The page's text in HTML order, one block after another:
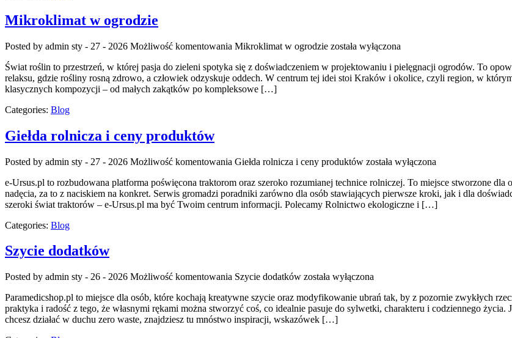
Mikroklimat w ogrodzie
Posted by admin sty - 27 - 2026 Możliwość komentowania Mikroklimat w ogrodzie została wyłączona
Świat roślin to przestrzeń, w której pasja do zieleni spotyka się z doświadczeniem w projektowaniu i pielęgnacji ogrodów. To
relaksu, gdzie rośliny rosną zdrowo, a człowiek odzyskuje oddech. W centrum tej idei stoi Kraków i okolice, czyli region, w
klasycznych kompozycji – od małych zakątków po kompleksowe […]
Categories: Blog
Giełda rolnicza i ceny produktów
Posted by admin sty - 27 - 2026 Możliwość komentowania Giełda rolnicza i ceny produktów została wyłączona
e-Ursus.pl to rozbudowana platforma poświęcona traktorom oraz szeroko rozumianej technice rolniczej. To miejsce stworzone
nadęcia, za to z naciskiem na konkret. Serwis gromadzi poradniki zarówno dla osób stawiających pierwsze kroki, jak i dla
szeroki świat traktorów – e-Ursus.pl ma być Twoim centrum informacji. Polecamy Rolnictwo ekologiczne i […]
Categories: Blog
Szycie dodatków
Posted by admin sty - 26 - 2026 Możliwość komentowania Szycie dodatków została wyłączona
Paramedicshop.pl to miejsce dla osób, które kochają kreatywne szycie oraz modyfikowanie ubrań tak, by z pozornie zwykłych
praktyka i radość z tego, że własnymi rękami można stworzyć coś, co idealnie pasuje do sylwetki, charakteru i codziennego życia.
chcesz działać w duchu zero waste, znajdziesz tu mnóstwo inspiracji, wskazówek […]